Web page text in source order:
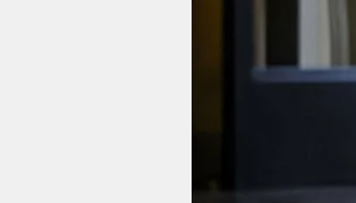
unterstützen